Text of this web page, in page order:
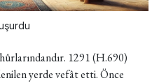
1291 (H.690)
yerde vefât etti. Önce